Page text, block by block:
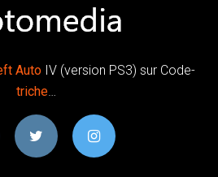
Auto IV (version PS3) sur Code-
triche…